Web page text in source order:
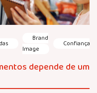
Brand
Image
Confiança
depende de um